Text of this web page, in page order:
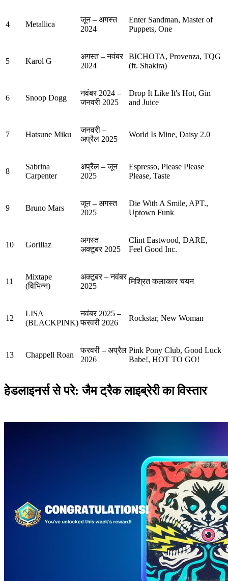
4 Metallica
जून – अगस्त
2024
Enter Sandman, Master of
Puppets, One
5 Karol G
अगस्त – नवंबर
2024
BICHOTA, Provenza, TQG
(ft. Shakira)
6 Snoop Dogg
नवंबर 2024 –
जनवरी 2025
Drop It Like It's Hot, Gin
and Juice
7 Hatsune Miku
जनवरी –
अप्रैल 2025
World Is Mine, Daisy 2.0
8
Sabrina
Carpenter
अप्रैल – जून
2025
Espresso, Please Please
Please, Taste
9 Bruno Mars
जून – अगस्त
2025
Die With A Smile, APT.,
Uptown Funk
10 Gorillaz
अगस्त –
अक्टूबर 2025
Clint Eastwood, DARE,
Feel Good Inc.
11
Mixtape
(विभिन्न)
अक्टूबर – नवंबर
2025
मिश्रित कलाकार चयन
12
LISA
(BLACKPINK)
नवंबर 2025 –
फरवरी 2026
Rockstar, New Woman
13 Chappell Roan
फरवरी – अप्रैल
2026
Pink Pony Club, Good Luck
Babe!, HOT TO GO!
हेडलाइनर्स से परे: जैम ट्रैक लाइब्रेरी का विस्तार